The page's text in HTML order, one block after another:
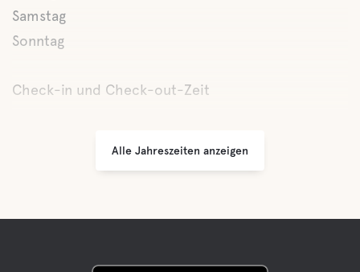
Samstag
Sonntag
Check-in und Check-out-Zeit
Alle Jahreszeiten anzeigen